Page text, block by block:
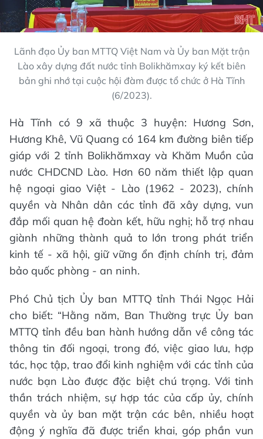
Lãnh đạo Ủy ban MTTQ Việt Nam và Ủy ban Mặt trận
Lào xây dựng đất nước tỉnh Bolikhămxay ký kết biên
bản ghi nhớ tại cuộc hội đàm được tổ chức ở Hà Tĩnh
(6/2023).
Hà Tĩnh có 9 xã thuộc 3 huyện: Hương Sơn,
Hương Khê, Vũ Quang có 164 km đường biên tiếp
giáp với 2 tỉnh Bolikhămxay và Khăm Muồn của
nước CHDCND Lào. Hơn 60 năm thiết lập quan
hệ ngoại giao Việt - Lào (1962 - 2023), chính
quyền và Nhân dân các tỉnh đã xây dựng, vun
đắp mối quan hệ đoàn kết, hữu nghị; hỗ trợ nhau
giành những thành quả to lớn trong phát triển
kinh tế - xã hội, giữ vững ổn định chính trị, đảm
bảo quốc phòng - an ninh.
Phó Chủ tịch Ủy ban MTTQ tỉnh Thái Ngọc Hải
cho biết: “Hằng năm, Ban Thường trực Ủy ban
MTTQ tỉnh đều ban hành hướng dẫn về công tác
thông tin đối ngoại, trong đó, việc giao lưu, hợp
tác, học tập, trao đổi kinh nghiệm với các tỉnh của
nước bạn Lào được đặc biệt chú trọng. Với tinh
thần trách nhiệm, sự hợp tác của cấp ủy, chính
quyền và ủy ban mặt trận các bên, nhiều hoạt
động ý nghĩa đã được triển khai, góp phần vun